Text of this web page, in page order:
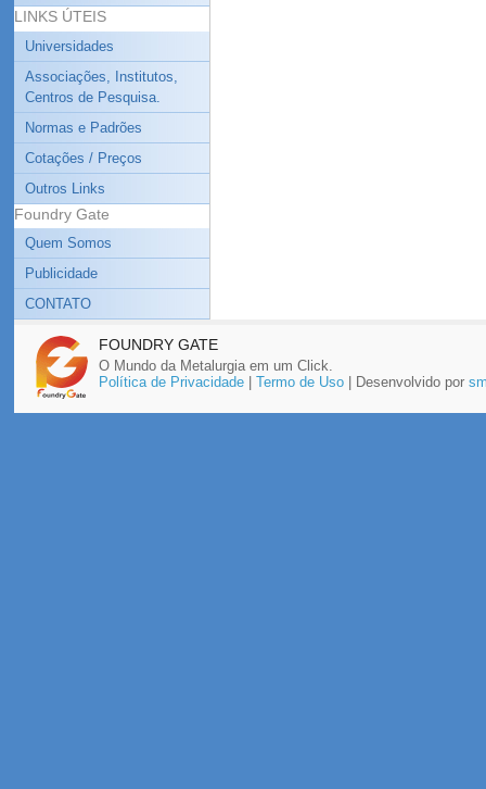
LINKS ÚTEIS
Universidades
Associações, Institutos,
Centros de Pesquisa.
Normas e Padrões
Cotações / Preços
Outros Links
Foundry Gate
Quem Somos
Publicidade
CONTATO
FOUNDRY GATE
O Mundo da Metalurgia em um Click.
Política de Privacidade| Termo de Uso| Desenvolvido por